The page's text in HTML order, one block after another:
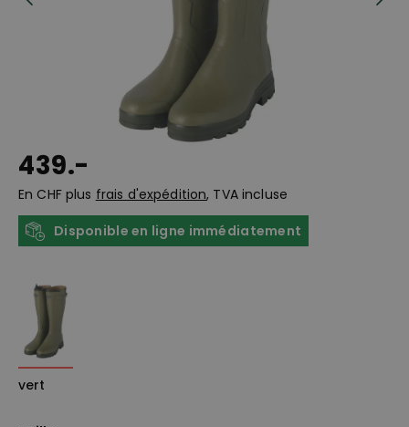
439.-
En CHF plus frais d'expédition, TVA incluse
Disponible en ligne immédiatement
vert